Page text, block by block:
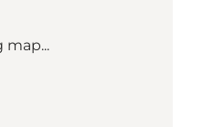
map...